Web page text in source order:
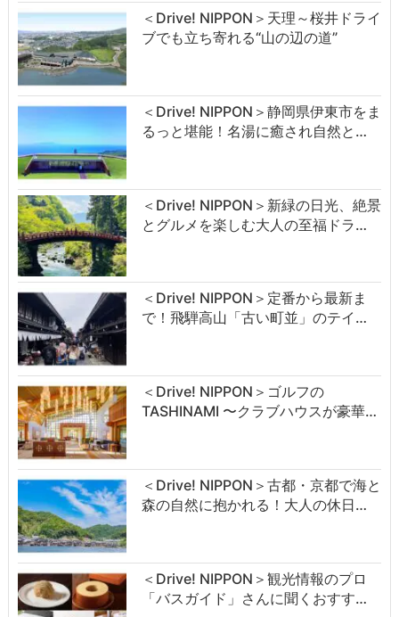
＜Drive! NIPPON＞天理～桜井ドライ
ブでも立ち寄れる“山の辺の道”
＜Drive! NIPPON＞静岡県伊東市をま
るっと堪能！名湯に癒され自然と…
＜Drive! NIPPON＞新緑の日光、絶景
とグルメを楽しむ大人の至福ドラ…
＜Drive! NIPPON＞定番から最新ま
で！飛騨高山「古い町並」のテイ…
＜Drive! NIPPON＞ゴルフの
TASHINAMI 〜クラブハウスが豪華…
＜Drive! NIPPON＞古都・京都で海と
森の自然に抱かれる！大人の休日…
＜Drive! NIPPON＞観光情報のプロ
「バスガイド」さんに聞くおすす…